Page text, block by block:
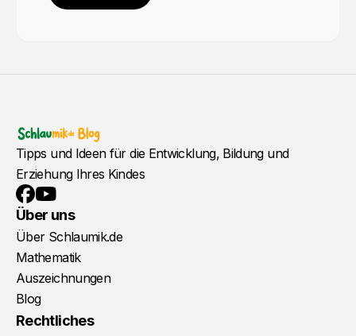
Tipps und Ideen für die Entwicklung, Bildung und
Erziehung Ihres Kindes
Facebook
YouTube
Über uns
Über Schlaumik.de
Mathematik
Auszeichnungen
Blog
Rechtliches